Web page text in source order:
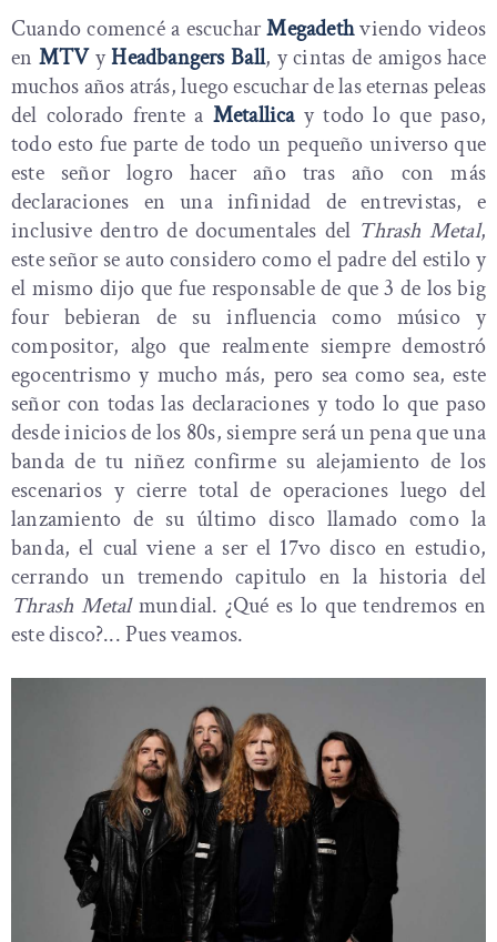
Cuando comencé a escucharMegadethviendo videos
en MTVyHeadbangers Ball, y cintas de amigos hace
muchos años atrás, luego escuchar de las eternas peleas
del colorado frente a Metallicay todo lo que paso,
todo esto fue parte de todo un pequeño universo que
este señor logro hacer año tras año con más
declaraciones en una infinidad de entrevistas, e
inclusive dentro de documentales del Thrash Metal,
este señor se auto considero como el padre del estilo y
el mismo dijo que fue responsable de que 3 de los big
four bebieran de su influencia como músico y
compositor, algo que realmente siempre demostró
egocentrismo y mucho más, pero sea como sea, este
señor con todas las declaraciones y todo lo que paso
desde inicios de los 80s, siempre será un pena que una
banda de tu niñez confirme su alejamiento de los
escenarios y cierre total de operaciones luego del
lanzamiento de su último disco llamado como la
banda, el cual viene a ser el 17vo disco en estudio,
cerrando un tremendo capitulo en la historia del
Thrash Metalmundial. ¿Qué es lo que tendremos en
este disco?... Pues veamos.